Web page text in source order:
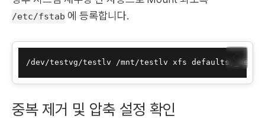
/etc/fstab 에 등록합니다.
📋
중복 제거 및 압축 설정 확인